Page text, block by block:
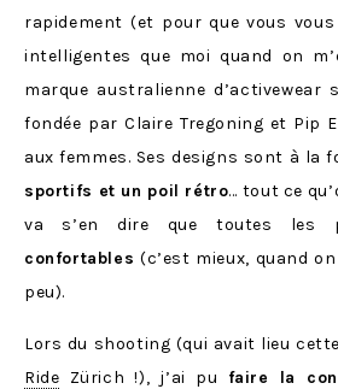
rapidement (et pour que vous
intelligentes que moi quand on
marque australienne d’activewear
fondée par Claire Tregoning et Pip
aux femmes. Ses designs sont à la
sportifs et un poil rétro… tout ce
va s’en dire que toutes les
confortables (c’est mieux, quand
peu).
Lors du shooting (qui avait lieu
Ride Zürich !), j’ai pu faire la